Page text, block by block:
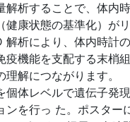
析することで、体
康状態の基準化）が
析により、体内時計
機能を支配する末
解につながります。
体レベルで遺伝子
を行っ た。ポスタ